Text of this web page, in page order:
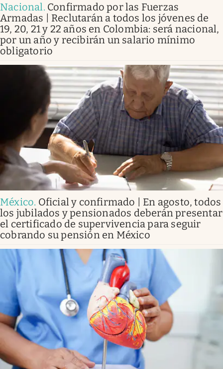
Nacional. Confirmado por las Fuerzas
Armadas | Reclutarán a todos los jóvenes de
19, 20, 21 y 22 años en Colombia: será nacional,
por un año y recibirán un salario mínimo
obligatorio
México. Oficial y confirmado | En agosto, todos
los jubilados y pensionados deberán presentar
el certificado de supervivencia para seguir
cobrando su pensión en México